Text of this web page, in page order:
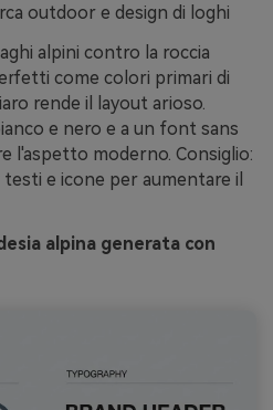
outdoor e design di loghi
alpini contro la roccia
come colori primari di
rende il layout arioso.
e nero e a un font sans
l'aspetto moderno. Consiglio:
e icone per aumentare il
alpina generata con